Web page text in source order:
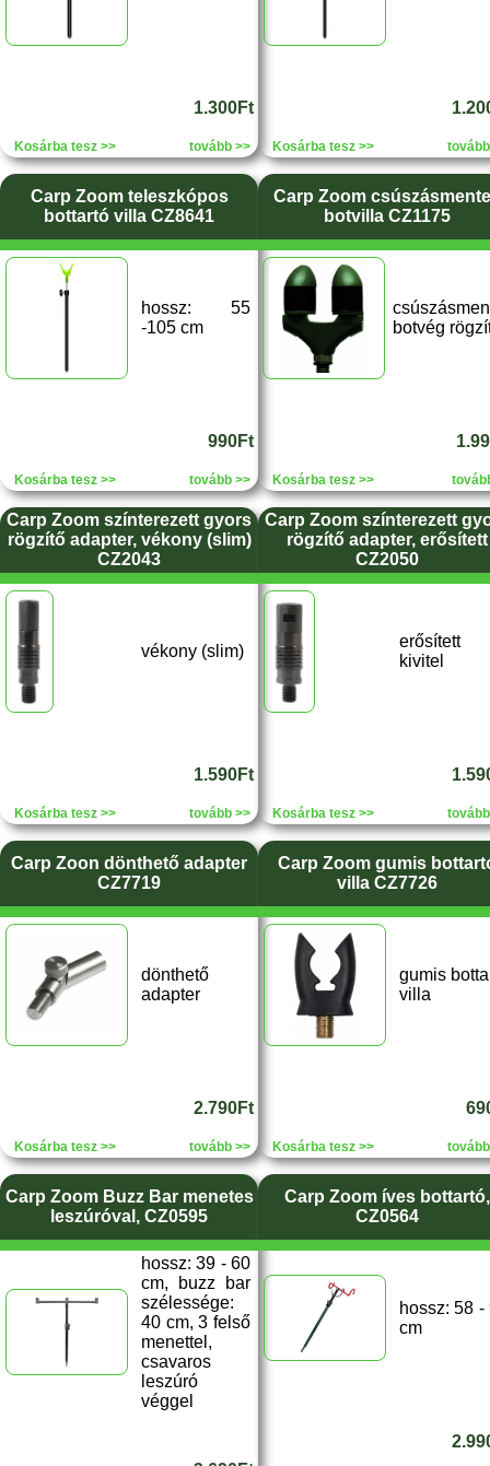
1.300Ft
Kosárba tesz >> tovább >> Kosárba tesz >>
Carp Zoom teleszkópos
bottartó villa CZ8641
hossz: 55
-105 cm
990Ft
Kosárba tesz >> tovább >>
Carp Zoom
botvilla CZ1175
botvég
Kosárba tesz >>
Carp Zoom színterezett gyors
rögzítő adapter, vékony (slim)
CZ2043
vékony (slim)
1.590Ft
Kosárba tesz >> tovább >>
Carp Zoom színterezett
rögzítő adapter, erősített
CZ2050
erősített
kivitel
Kosárba tesz >>
Carp Zoon dönthető adapter
CZ7719
dönthető
adapter
2.790Ft
Kosárba tesz >> tovább >>
Carp Zoom gumis
villa CZ7726
gumis
villa
Kosárba tesz >>
Carp Zoom Buzz Bar menetes
leszúróval, CZ0595
hossz: 39 - 60
cm, buzz bar
szélessége:
40 cm, 3 felső
menettel,
csavaros
leszúró
véggel
Carp Zoom íves bottartó,
CZ0564
hossz: 58 -
cm